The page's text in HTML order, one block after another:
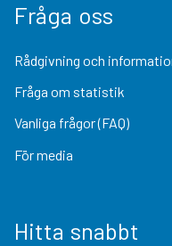
Fråga oss
Rådgivning och
Fråga om statistik
Vanliga frågor (FAQ)
För media
Hitta snabbt